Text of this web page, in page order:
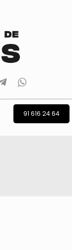
Telegramwhatsapp
91 616 24 64